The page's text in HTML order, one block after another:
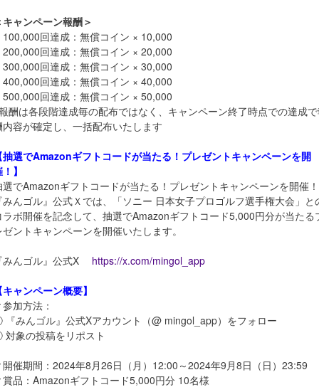
キャンペーン報酬＞
100,000回達成：無償コイン × 10,000
200,000回達成：無償コイン × 20,000
300,000回達成：無償コイン × 30,000
400,000回達成：無償コイン × 40,000
500,000回達成：無償コイン × 50,000
酬は各段階達成毎の配布ではなく、キャンペーン終了時点での達成
内容が確定し、一括配布いたします
抽選でAmazonギフトコードが当たる！プレゼントキャンペーンを開
】
選でAmazonギフトコードが当たる！プレゼントキャンペーンを開催！
みんゴル』公式Ｘでは、「ソニー 日本女子プロゴルフ選手権大会」と
ラボ開催を記念して、抽選でAmazonギフトコード5,000円分が当たる
ゼントキャンペーンを開催いたします。
みんゴル』公式X https://x.com/mingol_app
ャンペーン概要】
加方法：
みんゴル』公式Xアカウント（@ mingol_app）をフォロー
象の投稿をリポスト
催期間：2024年8月26日（月）12:00～2024年9月8日（日）23:59
品：Amazonギフトコード5,000円分 10名様